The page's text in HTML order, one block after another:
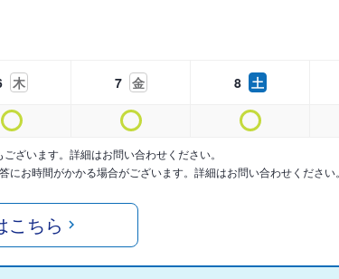
木 7 金 8 土
ざいます。詳細はお問い合わせください。
お時間がかかる場合がございます。詳細はお問い合わせください。
こちら